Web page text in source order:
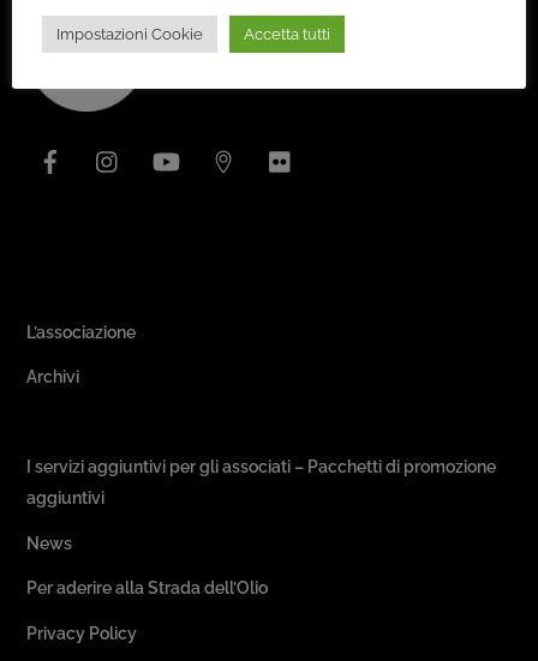
Top
YouTube
L’associazione
Archivi
I servizi aggiuntivi per gli associati – Pacchetti di promozione
aggiuntivi
News
Per aderire alla Strada dell’Olio
Privacy Policy
Impostazioni Cookie Accetta tutti